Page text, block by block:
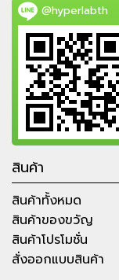
@hyperlabth
สินค้า
สินค้าทั้งหมด
สินค้าของขวัญ
สินค้าโปรโมชั่น
สั่งออกแบบสินค้า